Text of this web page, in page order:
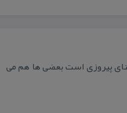
به معنای پیروزی است بعضی ها هم می